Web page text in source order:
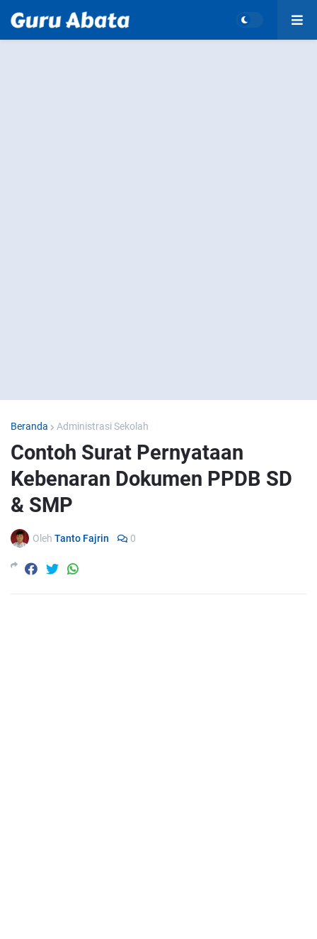
Beranda Administrasi Sekolah
Contoh Surat Pernyataan
Kebenaran Dokumen PPDB SD
& SMP
Oleh Tanto Fajrin 0